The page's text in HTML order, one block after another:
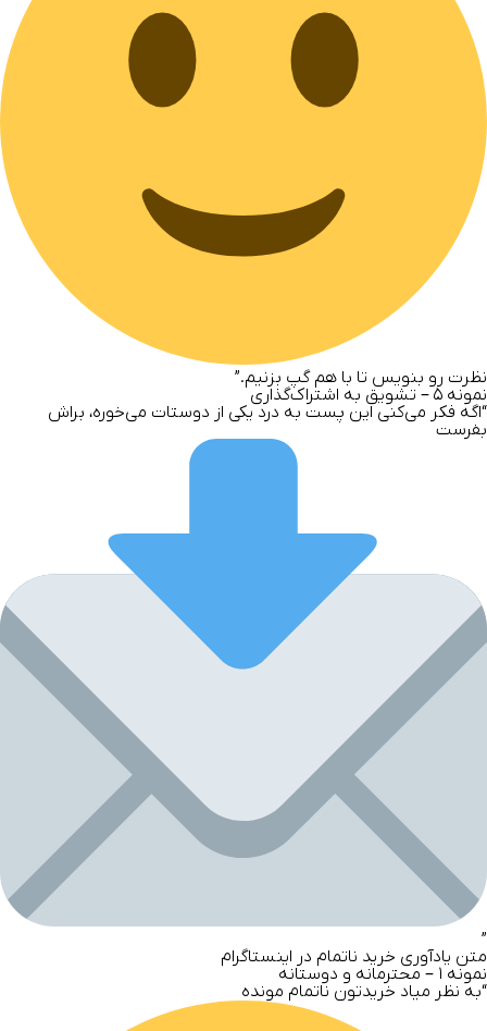
نظرت رو بنویس تا با هم گپ بزنیم.”
نمونه ۵ – تشویق به اشتراک‌گذاری
“اگه فکر می‌کنی این پست به درد یکی از دوستات می‌خوره، براش
بفرست
”
متن یادآوری خرید ناتمام در اینستاگرام
نمونه ۱ –
محترمانه و دوستانه
“به نظر میاد خریدتون ناتمام مونده